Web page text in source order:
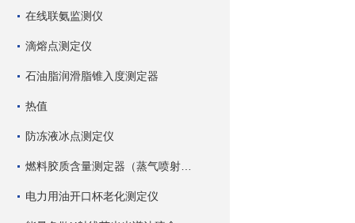
在线联氨监测仪
滴熔点测定仪
石油脂润滑脂锥入度测定器
热值
防冻液冰点测定仪
电力用油开口杯老化测定仪